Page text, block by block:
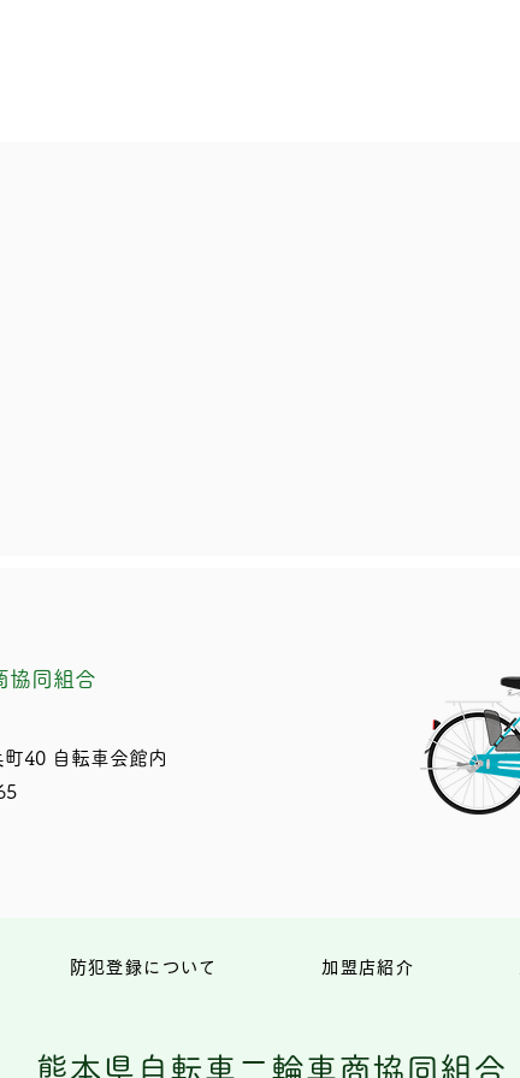
協同組合
40 自転車会館内
防犯登録について 加盟店紹介
熊本県自転車二輪車商協同組合